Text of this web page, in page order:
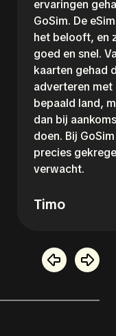
ervaringen
GoSim. De
het belooft, en
goed en snel.
kaarten gehad
adverteren met
bepaald land,
dan bij
doen. Bij
precies
verwacht.
Timo